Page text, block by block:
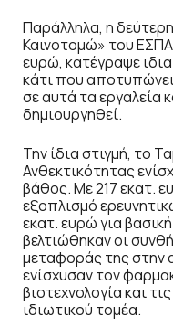
Παράλληλα, η
Καινοτομώ» του
ευρώ, κατέγραψε
κάτι που
σε αυτά τα εργαλεία
δημιουργηθεί.
Την ίδια στιγμή, το
Ανθεκτικότητας
βάθος. Με 217 εκατ.
εξοπλισμό
εκατ. ευρώ για
βελτιώθηκαν οι
μεταφοράς της στην
ενίσχυσαν τον
βιοτεχνολογία και
ιδιωτικού τομέα.